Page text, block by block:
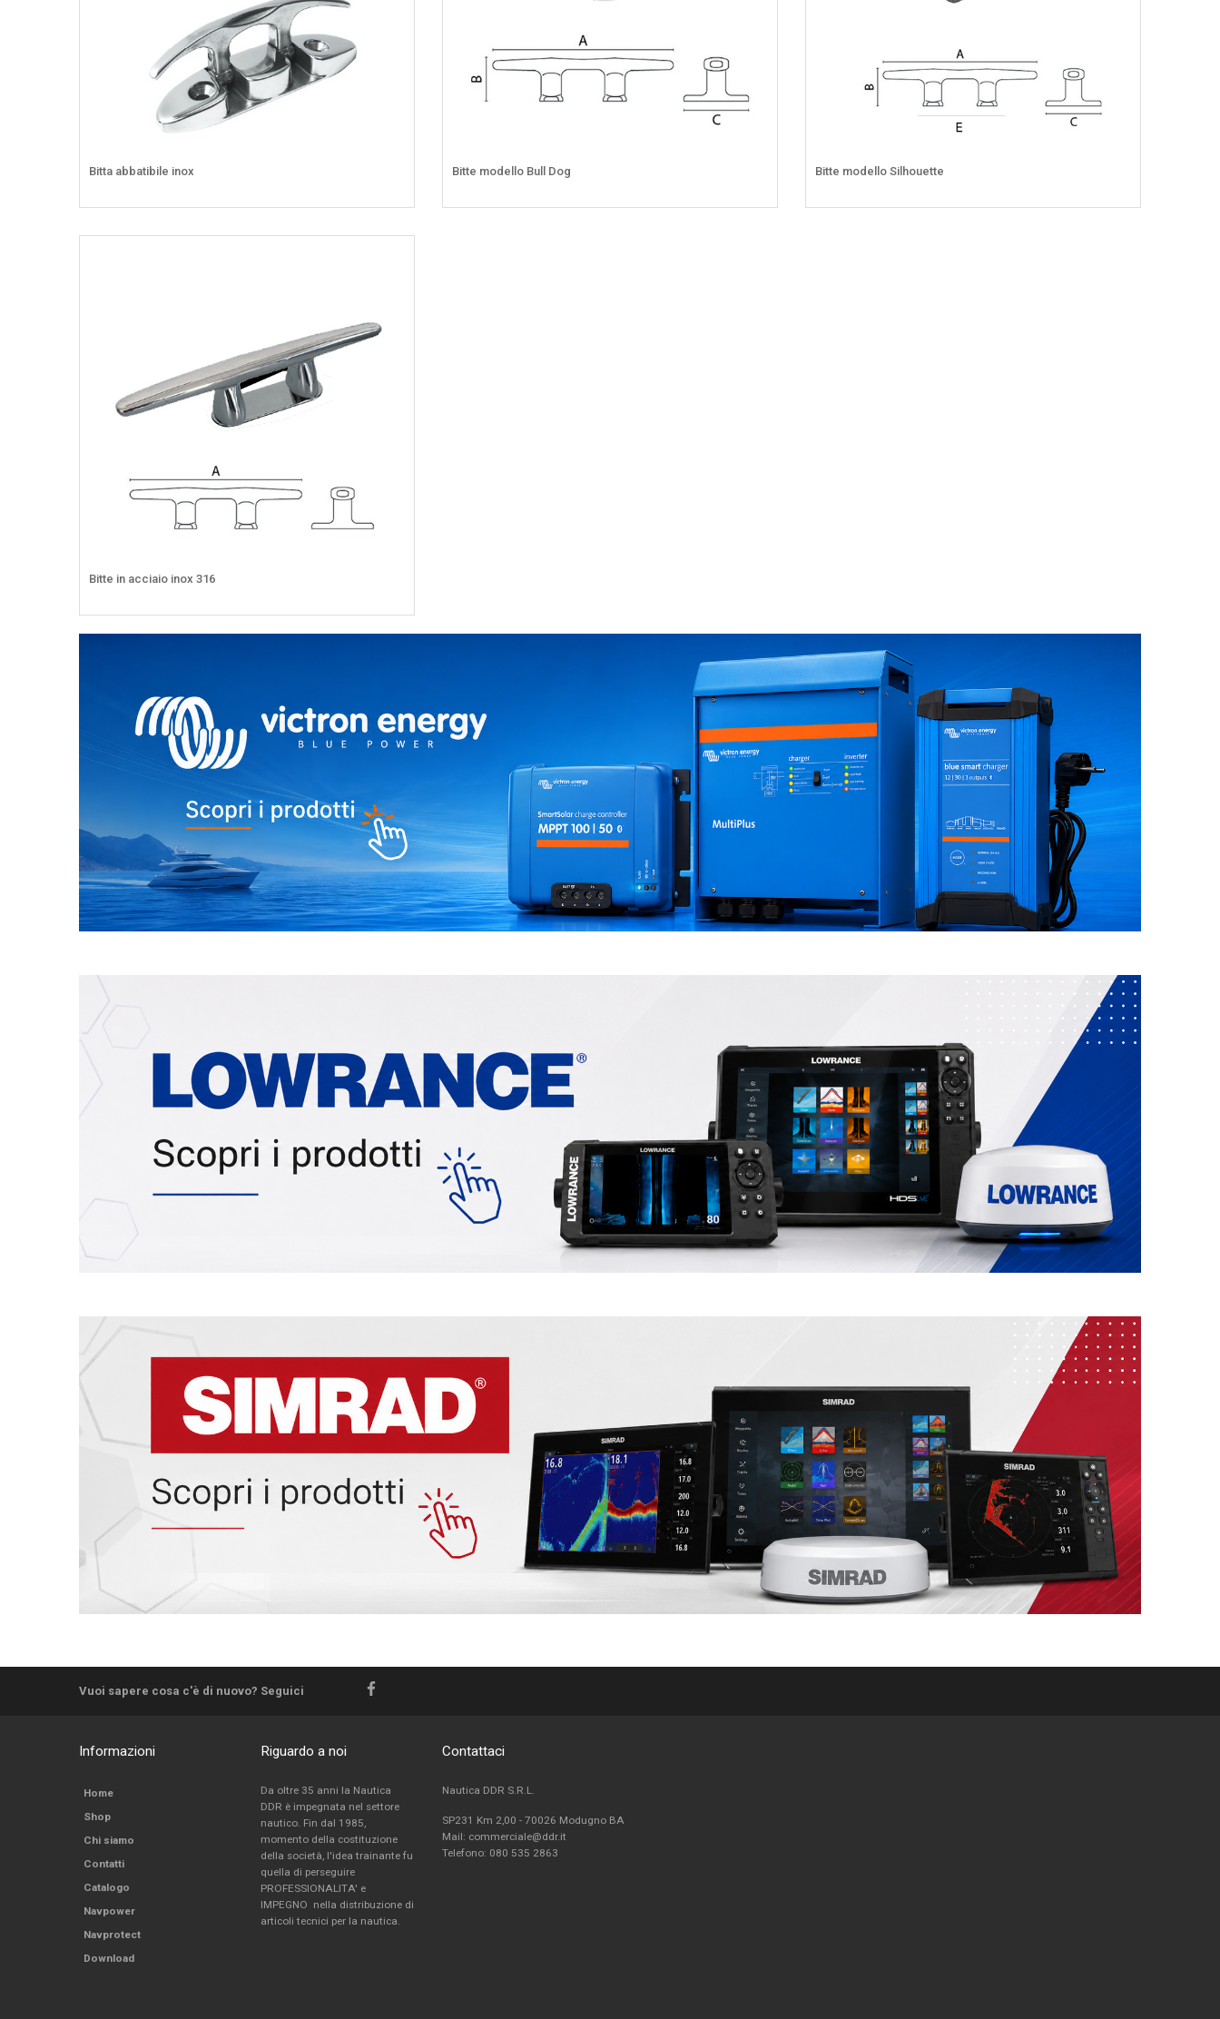
Bitta abbatibile inox Bitte modello Bull Dog Bitte modello Silhouette
Bitte in acciaio inox 316
Vuoi sapere cosa c'è di nuovo? Seguici
Informazioni
Home
Shop
Chi siamo
Contatti
Catalogo
Navpower
Navprotect
Download
Riguardo a noi
Da oltre 35 anni la Nautica
DDR è impegnata nel settore
nautico. Fin dal 1985,
momento della costituzione
della società, l'idea trainante fu
quella di perseguire
PROFESSIONALITA' e
IMPEGNO nella distribuzione di
articoli tecnici per la nautica.
Contattaci
Nautica DDR S.R.L.
SP231 Km 2,00 - 70026 Modugno BA
Mail: commerciale@ddr.it
Telefono: 080 535 2863